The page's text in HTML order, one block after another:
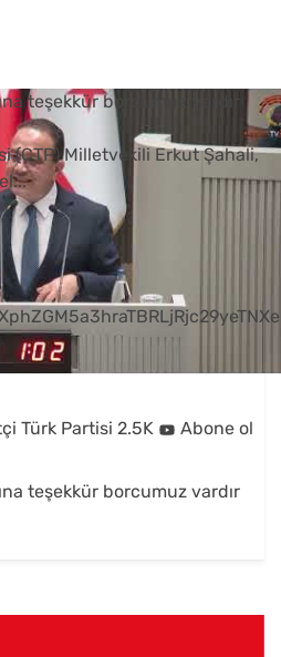
teşekkür borcumuz vardır
(CTP) Milletvekili Erkut Şahali,
...
Türk Partisi 2.5K Abone ol
teşekkür borcumuz vardır